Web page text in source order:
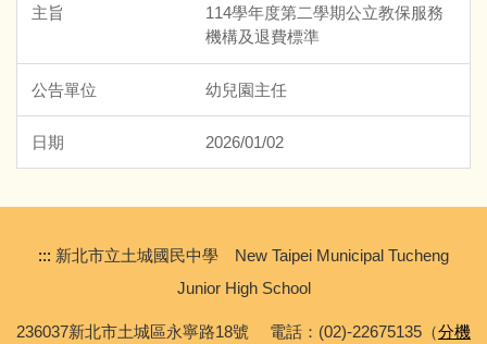
114學年度第二學期公立教保服務
機構及退費標準
幼兒園主任
2026/01/02
::: 新北市立土城國民中學 New Taipei Municipal Tucheng
Junior High School
236037新北市土城區永寧路18號 電話：(02)-22675135（分機